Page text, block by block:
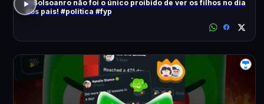
O Bolsoanro não foi o único proibido de ver os filhos no dia
dos pais! #política #fyp